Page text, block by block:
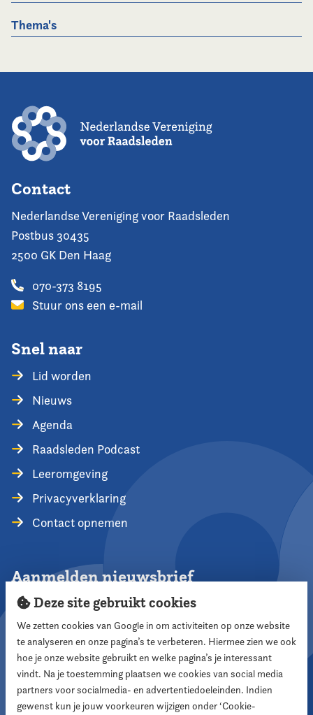
Thema's
Contact
Nederlandse Vereniging voor Raadsleden
Postbus 30435
2500 GK Den Haag
070-373 8195
Stuur ons een e-mail
Snel naar
Lid worden
Nieuws
Agenda
Raadsleden Podcast
Leeromgeving
Privacyverklaring
Contact opnemen
Aanmelden nieuwsbrief
Aanmelden
Volg ons
Deze site gebruikt cookies
We zetten cookies van Google in om activiteiten op onze website
te analyseren en onze pagina’s te verbeteren. Hiermee zien we ook
hoe je onze website gebruikt en welke pagina’s je interessant
vindt. Na je toestemming plaatsen we cookies van social media
partners voor socialmedia- en advertentiedoeleinden. Indien
gewenst kun je jouw voorkeuren wijzigen onder ‘Cookie-